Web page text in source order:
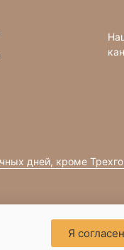
дней, кроме
Я согласен